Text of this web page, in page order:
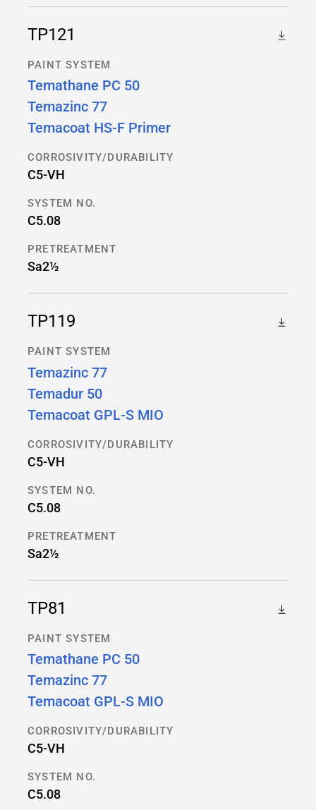
TP121
PAINT SYSTEM
Temathane PC 50
Temazinc 77
Temacoat HS-F Primer
CORROSIVITY/DURABILITY
C5-VH
SYSTEM NO.
C5.08
PRETREATMENT
Sa2½
TP119
PAINT SYSTEM
Temazinc 77
Temadur 50
Temacoat GPL-S MIO
CORROSIVITY/DURABILITY
C5-VH
SYSTEM NO.
C5.08
PRETREATMENT
Sa2½
TP81
PAINT SYSTEM
Temathane PC 50
Temazinc 77
Temacoat GPL-S MIO
CORROSIVITY/DURABILITY
C5-VH
SYSTEM NO.
C5.08